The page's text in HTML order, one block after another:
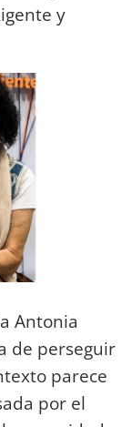
y
Antonia
de perseguir
parece
por el